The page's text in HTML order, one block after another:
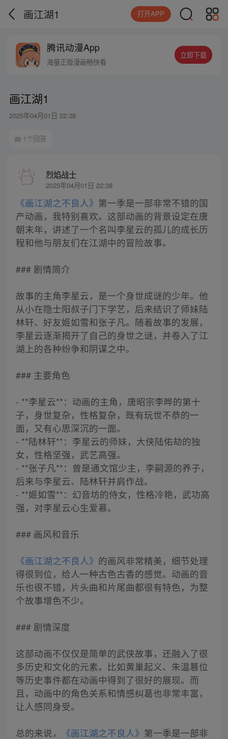
画江湖1 打开APP
腾讯动漫App
海量正版漫画畅快看
立即下载
画江湖1
2025年04月01日 22:38
1个回答
烈焰战士
2025年04月01日 22:38
《画江湖之不良人》 第一季是一部非常不错的国
产动画，我特别喜欢。这部动画的背景设定在唐
朝末年，讲述了一个名叫李星云的孤儿的成长历
程和他与朋友们在江湖中的冒险故事。
### 剧情简介
故事的主角李星云，是一个身世成谜的少年。他
从小在隐士阳叔子门下学艺，后来结识了师妹陆
林轩、好友姬如雪和张子凡。随着故事的发展，
李星云逐渐揭开了自己的身世之谜，并卷入了江
湖上的各种纷争和阴谋之中。
### 主要角色
- **李星云**：动画的主角，唐昭宗李晔的第十
子，身世复杂，性格复杂，既有玩世不恭的一
面，又有心思深沉的一面。
- **陆林轩**：李星云的师妹，大侠陆佑劫的独
女，性格坚强，武艺高强。
- **张子凡**：曾是通文馆少主，李嗣源的养子，
后来与李星云、陆林轩并肩作战。
- **姬如雪**：幻音坊的侍女，性格冷艳，武功高
强，对李星云心生爱慕。
### 画风和音乐
《画江湖之不良人》 的画风非常精美，细节处理
得很到位，给人一种古色古香的感觉。动画的音
乐也很不错，片头曲和片尾曲都很有特色，为整
个故事增色不少。
### 剧情深度
这部动画不仅仅是简单的武侠故事，还融入了很
多历史和文化的元素。比如黄巢起义、朱温篡位
等历史事件都在动画中得到了很好的展现。而
且，动画中的角色关系和情感纠葛也非常丰富，
让人感同身受。
总的来说， 《画江湖之不良人》 第一季是一部非